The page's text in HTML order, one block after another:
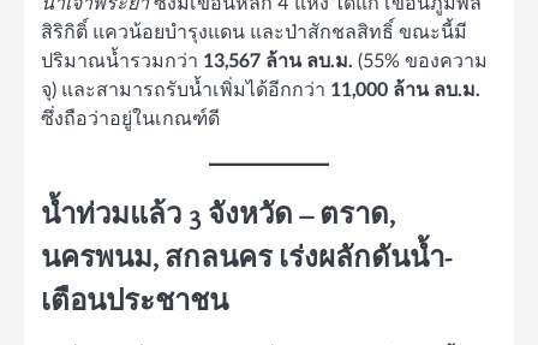
สิริกิติ์ แควน้อยบำรุงแดน และป่าสักชลสิทธิ์ ขณะนี้มี
ปริมาณน้ำรวมกว่า 13,567 ล้าน ลบ.ม. (55% ของความ
จุ) และสามารถรับน้ำเพิ่มได้อีกกว่า 11,000 ล้าน ลบ.ม.
ซึ่งถือว่าอยู่ในเกณฑ์ดี
น้ำท่วมแล้ว 3 จังหวัด – ตราด,
นครพนม, สกลนคร เร่งผลักดันน้ำ-
เตือนประชาชน